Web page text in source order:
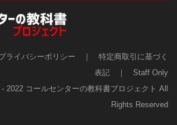
ライバシーポリシー ｜ 特定商取引に基づく
表記 ｜ Staff Only
2022 コールセンターの教科書プロジェクト All
Rights Reserved​